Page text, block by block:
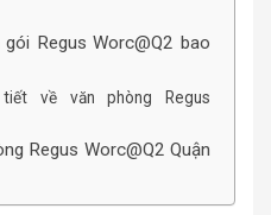
Regus Worc@Q2 bao
về văn phòng Regus
Regus Worc@Q2 Quận